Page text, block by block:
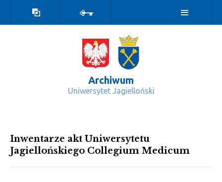
kontrastowa
Archiwum
Uniwersytet Jagielloński
Inwentarze akt Uniwersytetu
Jagiellońskiego Collegium Medicum